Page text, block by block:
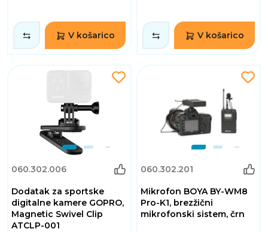
V košarico V košarico
060.302.006
Dodatak za sportske
digitalne kamere GOPRO,
Magnetic Swivel Clip
ATCLP-001
060.302.201
Mikrofon BOYA BY-WM8
Pro-K1, brezžični
mikrofonski sistem, črn